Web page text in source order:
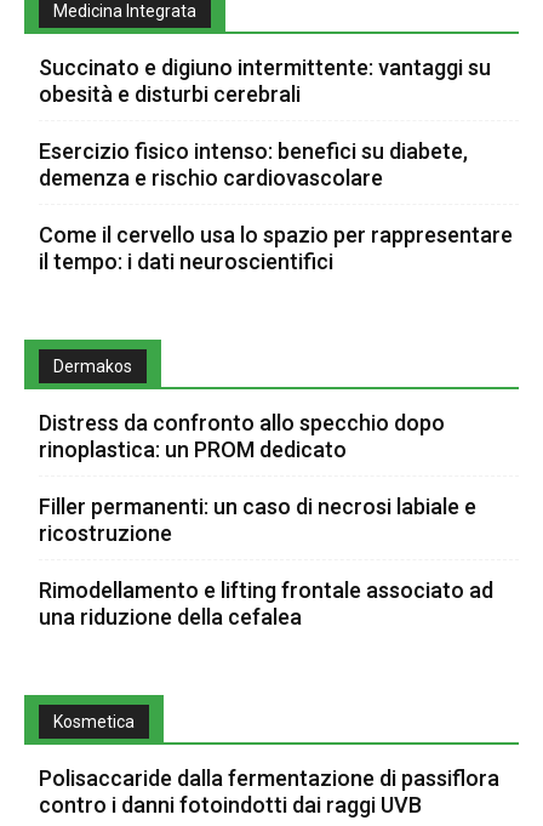
Medicina Integrata
Succinato e digiuno intermittente: vantaggi su
obesità e disturbi cerebrali
Esercizio fisico intenso: benefici su diabete,
demenza e rischio cardiovascolare
Come il cervello usa lo spazio per rappresentare
il tempo: i dati neuroscientifici
Dermakos
Distress da confronto allo specchio dopo
rinoplastica: un PROM dedicato
Filler permanenti: un caso di necrosi labiale e
ricostruzione
Rimodellamento e lifting frontale associato ad
una riduzione della cefalea
Kosmetica
Polisaccaride dalla fermentazione di passiflora
contro i danni fotoindotti dai raggi UVB